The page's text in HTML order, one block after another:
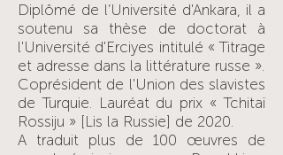
Diplômé de l’Université d'Ankara, il a
soutenu sa thèse de doctorat à
l'Université d'Erciyes intitulé « Titrage
et adresse dans la littérature russe ».
Coprésident de l'Union des slavistes
de Turquie. Lauréat du prix « Tchitaï
Rossiju » [Lis la Russie] de 2020.
A traduit plus de 100 œuvres de